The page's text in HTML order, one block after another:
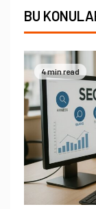
BU
4 min read